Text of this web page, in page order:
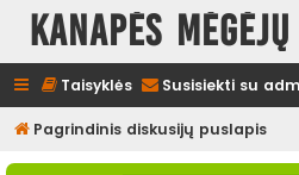
Kanapės
Taisyklės Susisiekti su
Pagrindinis diskusijų puslapis